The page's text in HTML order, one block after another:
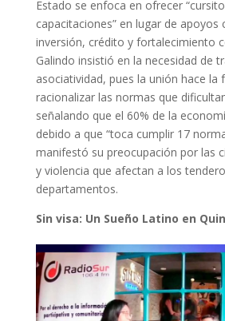
Estado se enfoca en ofrecer
capacitaciones” en lugar de apoyos
inversión, crédito y fortalecimiento
Galindo insistió en la necesidad de
asociatividad, pues la unión hace la
racionalizar las normas que
señalando que el 60% de la
debido a que “toca cumplir 17
manifestó su preocupación por las
y violencia que afectan a los
departamentos.
Sin visa: Un Sueño Latino en